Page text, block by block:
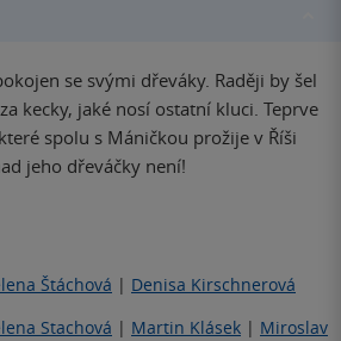
se svými dřeváky. Raději by šel
kecky, jaké nosí ostatní kluci. Teprve
spolu s Máničkou prožije v Říši
jeho dřeváčky není!
Štáchová | Denisa Kirschnerová
Stachová | Martin Klásek | Miroslav